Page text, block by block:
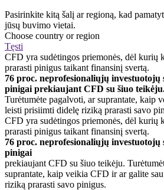
Pasirinkite kitą šalį ar regioną, kad
jūsų buvimo vietai.
Choose country or region
Tęsti
CFD yra sudėtingos priemonės, dėl kurių
prarasti pinigus taikant finansinį svertą.
76 proc. neprofesionaliųjų
pinigai prekiaujant CFD su šiuo
Turėtumėte pagalvoti, ar suprantate, kaip
leisti prisiimti didelę riziką prarasti savo
CFD yra sudėtingos priemonės, dėl kurių
prarasti pinigus taikant finansinį svertą.
76 proc. neprofesionaliųjų
pinigai
prekiaujant CFD su šiuo teikėju.
suprantate, kaip veikia CFD ir ar galite
riziką prarasti savo pinigus.